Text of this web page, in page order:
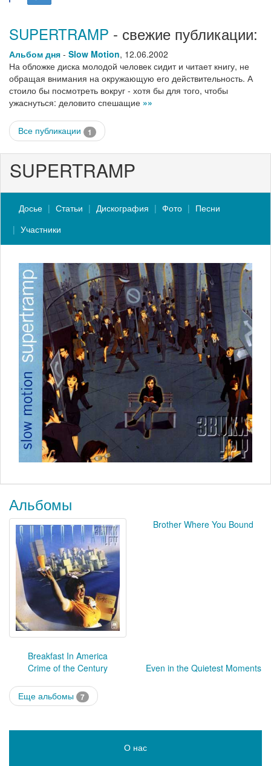
SUPERTRAMP - свежие публикации:
Альбом дня - Slow Motion, 12.06.2002
На обложке диска молодой человек сидит и читает книгу, не
обращая внимания на окружающую его действительность. А
стоило бы посмотреть вокруг - хотя бы для того, чтобы
ужаснуться: деловито спешащие »»
Все публикации 1
SUPERTRAMP
Досье Статьи Дискография Фото
Песни
Участники
Альбомы
Breakfast In America
Brother Where You Bound
Crime of the Century Even in the Quietest Moments
Еще альбомы 7
О нас